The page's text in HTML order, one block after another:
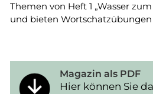
Themen von Heft 1 „Wasser
und bieten
Magazin als PDF
Hier können Sie